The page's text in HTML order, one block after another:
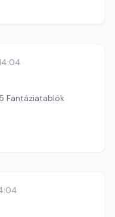
Fantáziatablók